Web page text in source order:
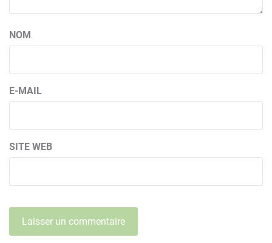
NOM
E-MAIL
SITE WEB